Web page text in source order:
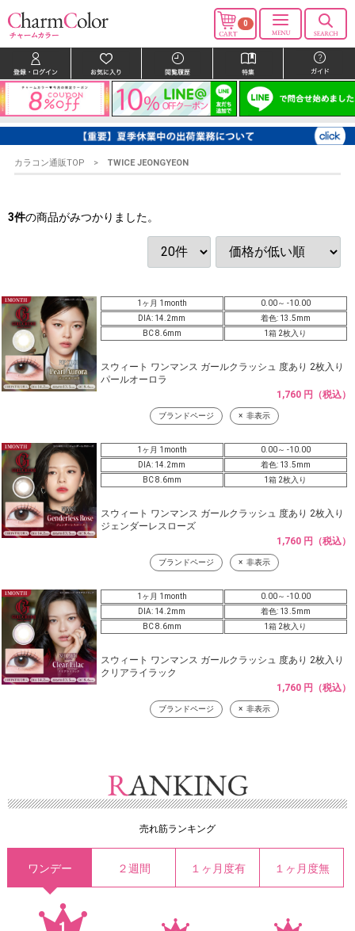
0
カラコン通販TOP TWICE JEONGYEON
3件の商品がみつかりました。
1ヶ月 1month
0.00～ -10.00
DIA: 14.2mm
着色: 13.5mm
BC 8.6mm
1箱 2枚入り
スウィート ワンマンス ガールクラッシュ 度あり 2枚入り
パールオーロラ
1,760 円（税込）
ブランドページ 非表示
1ヶ月 1month
0.00～ -10.00
DIA: 14.2mm
着色: 13.5mm
BC 8.6mm
1箱 2枚入り
スウィート ワンマンス ガールクラッシュ 度あり 2枚入り
ジェンダーレスローズ
1,760 円（税込）
ブランドページ 非表示
1ヶ月 1month
0.00～ -10.00
DIA: 14.2mm
着色: 13.5mm
BC 8.6mm
1箱 2枚入り
スウィート ワンマンス ガールクラッシュ 度あり 2枚入り
クリアライラック
1,760 円（税込）
ブランドページ 非表示
売れ筋ランキング
ワンデー ２週間 １ヶ月度有 １ヶ月度無